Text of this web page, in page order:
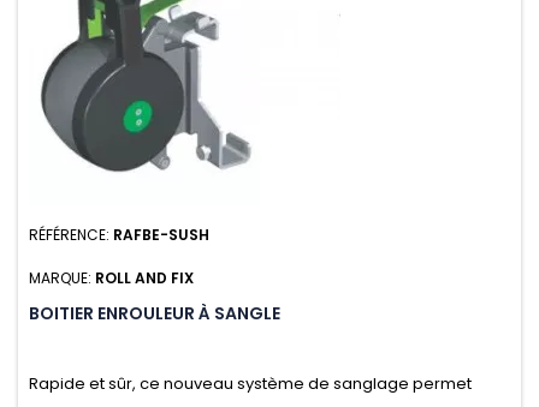
RÉFÉRENCE: RAFBE-SUSH
MARQUE: ROLL AND FIX
BOITIER ENROULEUR À SANGLE
Rapide et sûr, ce nouveau système de sanglage permet